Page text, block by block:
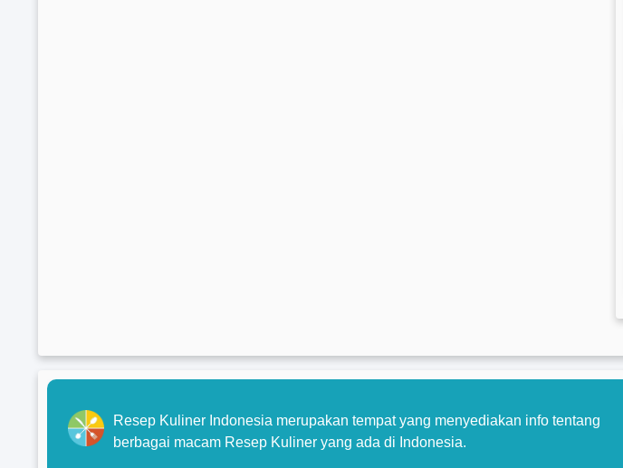
Resep Kuliner Indonesia merupakan tempat yang menyediakan info tentang
berbagai macam Resep Kuliner yang ada di Indonesia.